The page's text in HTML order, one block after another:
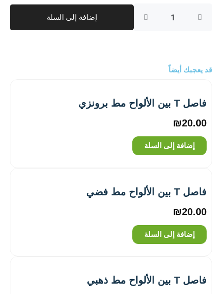
فاصل
ذهبي
إضافة إلى السلة
قد يعجبك أيضاً
فاصل T بين الألواح مط برونزي
₪20.00
إضافة إلى السلة
فاصل T بين الألواح مط فضي
₪20.00
إضافة إلى السلة
فاصل T بين الألواح مط ذهبي